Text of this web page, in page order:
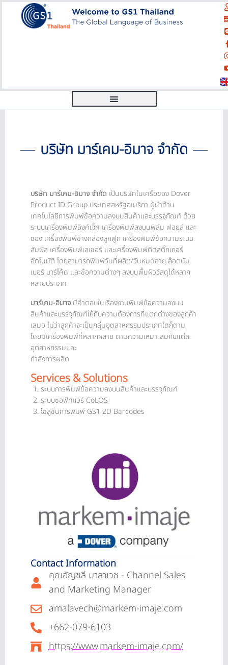
บริษัท มาร์เคม-อิมาจ จำกัด
บริษัท มาร์เคม-อิมาจ จำกัด เป็นบริษัทในเครือของ Dover
Product ID Group ประเทศสหรัฐอเมริกา ผู้นำด้าน
เทคโนโลยีการพิมพ์ข้อความลงบนสินค้าและบรรจุภัณฑ์ ด้วย
ระบบเครื่องพิมพ์อิงค์เจ็ท เครื่องพิมพ์ลงบนฟิล์ม ฟอยล์ และ
ซอง เครื่องพิมพ์ข้างกล่องลูกฟูก เครื่องพิมพ์ข้อความระบบ
สัมผัส เครื่องพิมพ์เลเซอร์ และเครื่องพิมพ์ติดสติ๊กเกอร์
อัตโนมัติ โดยสามารถพิมพ์วันที่ผลิต/วันหมดอายุ ล๊อตนัม
เบอร์ บาร์โค้ด และข้อความต่างๆ ลงบนพื้นผิววัสดุได้หลาก
หลายประเภท
มาร์เคม-อิมาจ มีคำตอบในเรื่องงานพิมพ์ข้อความลงบน
สินค้าและบรรจุภัณฑ์ให้กับความต้องการที่แตกต่างของลูกค้า
เสมอ ไม่ว่าลูกค้าจะเป็นกลุ่มอุตสาหกรรมประเภทใดก็ตาม
โดยมีเครื่องพิมพ์ที่หลากหลาย ตามความเหมาะสมกับแต่ละ
อุตสาหกรรมและ
กำลังการผลิต
Services & Solutions
ระบบการพิมพ์ข้อความลงบนสินค้าและบรรจุภัณฑ์
ระบบซอฟ์ทแวร์ CoLOS
โซลูชั่นการพิมพ์ GS1 2D Barcodes
Contact Information
คุณอัญชลี มาลาเวช - Channel Sales
and Marketing Manager
amalavech@markem-imaje.com
+662-079-6103
https://www.markem-imaje.com/